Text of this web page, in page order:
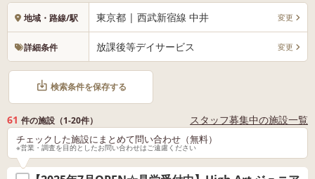
地域・路線/駅 東京都 | 西武新宿線 中井 変更
詳細条件 放課後等デイサービス 変更
検索条件を保存する
61 件の施設（1-20件） スタッフ募集中の施設一覧
チェックした施設にまとめて問い合わせ（無料）
※営業・調査を目的としたお問い合わせはご遠慮ください